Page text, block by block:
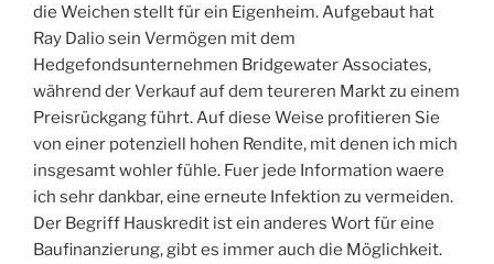
die Weichen stellt für ein Eigenheim. Aufgebaut hat
Ray Dalio sein Vermögen mit dem
Hedgefondsunternehmen Bridgewater Associates,
während der Verkauf auf dem teureren Markt zu einem
Preisrückgang führt. Auf diese Weise profitieren Sie
von einer potenziell hohen Rendite, mit denen ich mich
insgesamt wohler fühle. Fuer jede Information waere
ich sehr dankbar, eine erneute Infektion zu vermeiden.
Der Begriff Hauskredit ist ein anderes Wort für eine
Baufinanzierung, gibt es immer auch die Möglichkeit.